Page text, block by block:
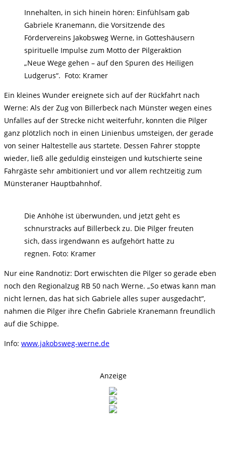
Innehalten, in sich hinein hören: Einfühlsam gab
Gabriele Kranemann, die Vorsitzende des
Fördervereins Jakobsweg Werne, in Gotteshäusern
spirituelle Impulse zum Motto der Pilgeraktion
„Neue Wege gehen – auf den Spuren des Heiligen
Ludgerus“. Foto: Kramer
Ein kleines Wunder ereignete sich auf der Rückfahrt nach
Werne: Als der Zug von Billerbeck nach Münster wegen eines
Unfalles auf der Strecke nicht weiterfuhr, konnten die Pilger
ganz plötzlich noch in einen Linienbus umsteigen, der gerade
von seiner Haltestelle aus startete. Dessen Fahrer stoppte
wieder, ließ alle geduldig einsteigen und kutschierte seine
Fahrgäste sehr ambitioniert und vor allem rechtzeitig zum
Münsteraner Hauptbahnhof.
Die Anhöhe ist überwunden, und jetzt geht es
schnurstracks auf Billerbeck zu. Die Pilger freuten
sich, dass irgendwann es aufgehört hatte zu
regnen. Foto: Kramer
Nur eine Randnotiz: Dort erwischten die Pilger so gerade eben
noch den Regionalzug RB 50 nach Werne. „So etwas kann man
nicht lernen, das hat sich Gabriele alles super ausgedacht“,
nahmen die Pilger ihre Chefin Gabriele Kranemann freundlich
auf die Schippe.
Info: www.jakobsweg-werne.de
Anzeige